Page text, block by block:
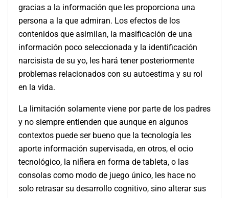
gracias a la información que les proporciona una
persona a la que admiran. Los efectos de los
contenidos que asimilan, la masificación de una
información poco seleccionada y la identificación
narcisista de su yo, les hará tener posteriormente
problemas relacionados con su autoestima y su rol
en la vida.
La limitación solamente viene por parte de los padres
y no siempre entienden que aunque en algunos
contextos puede ser bueno que la tecnología les
aporte información supervisada, en otros, el ocio
tecnológico, la niñera en forma de tableta, o las
consolas como modo de juego único, les hace no
solo retrasar su desarrollo cognitivo, sino alterar sus